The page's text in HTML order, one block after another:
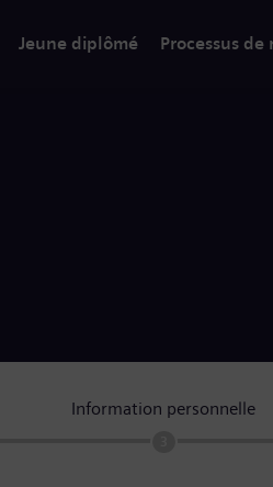
Jeune diplômé Processus
Information personnelle